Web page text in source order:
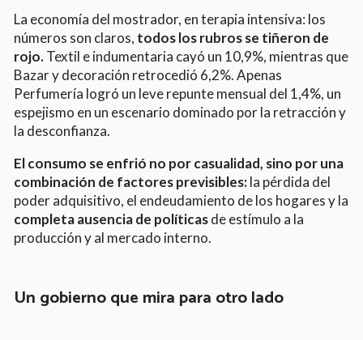
La economía del mostrador, en terapia intensiva: los
números son claros, todos los rubros se tiñeron de
rojo.Textil e indumentaria cayó un 10,9%, mientras que
Bazar y decoración retrocedió 6,2%. Apenas
Perfumería logró un leve repunte mensual del 1,4%, un
espejismo en un escenario dominado por la retracción y
la desconfianza.
El consumo se enfrió no por casualidad, sino por una
combinación de factores previsibles:la pérdida del
poder adquisitivo, el endeudamiento de los hogares y la
completa ausencia de políticasde estímulo a la
producción y al mercado interno.
Un gobierno que mira para otro lado